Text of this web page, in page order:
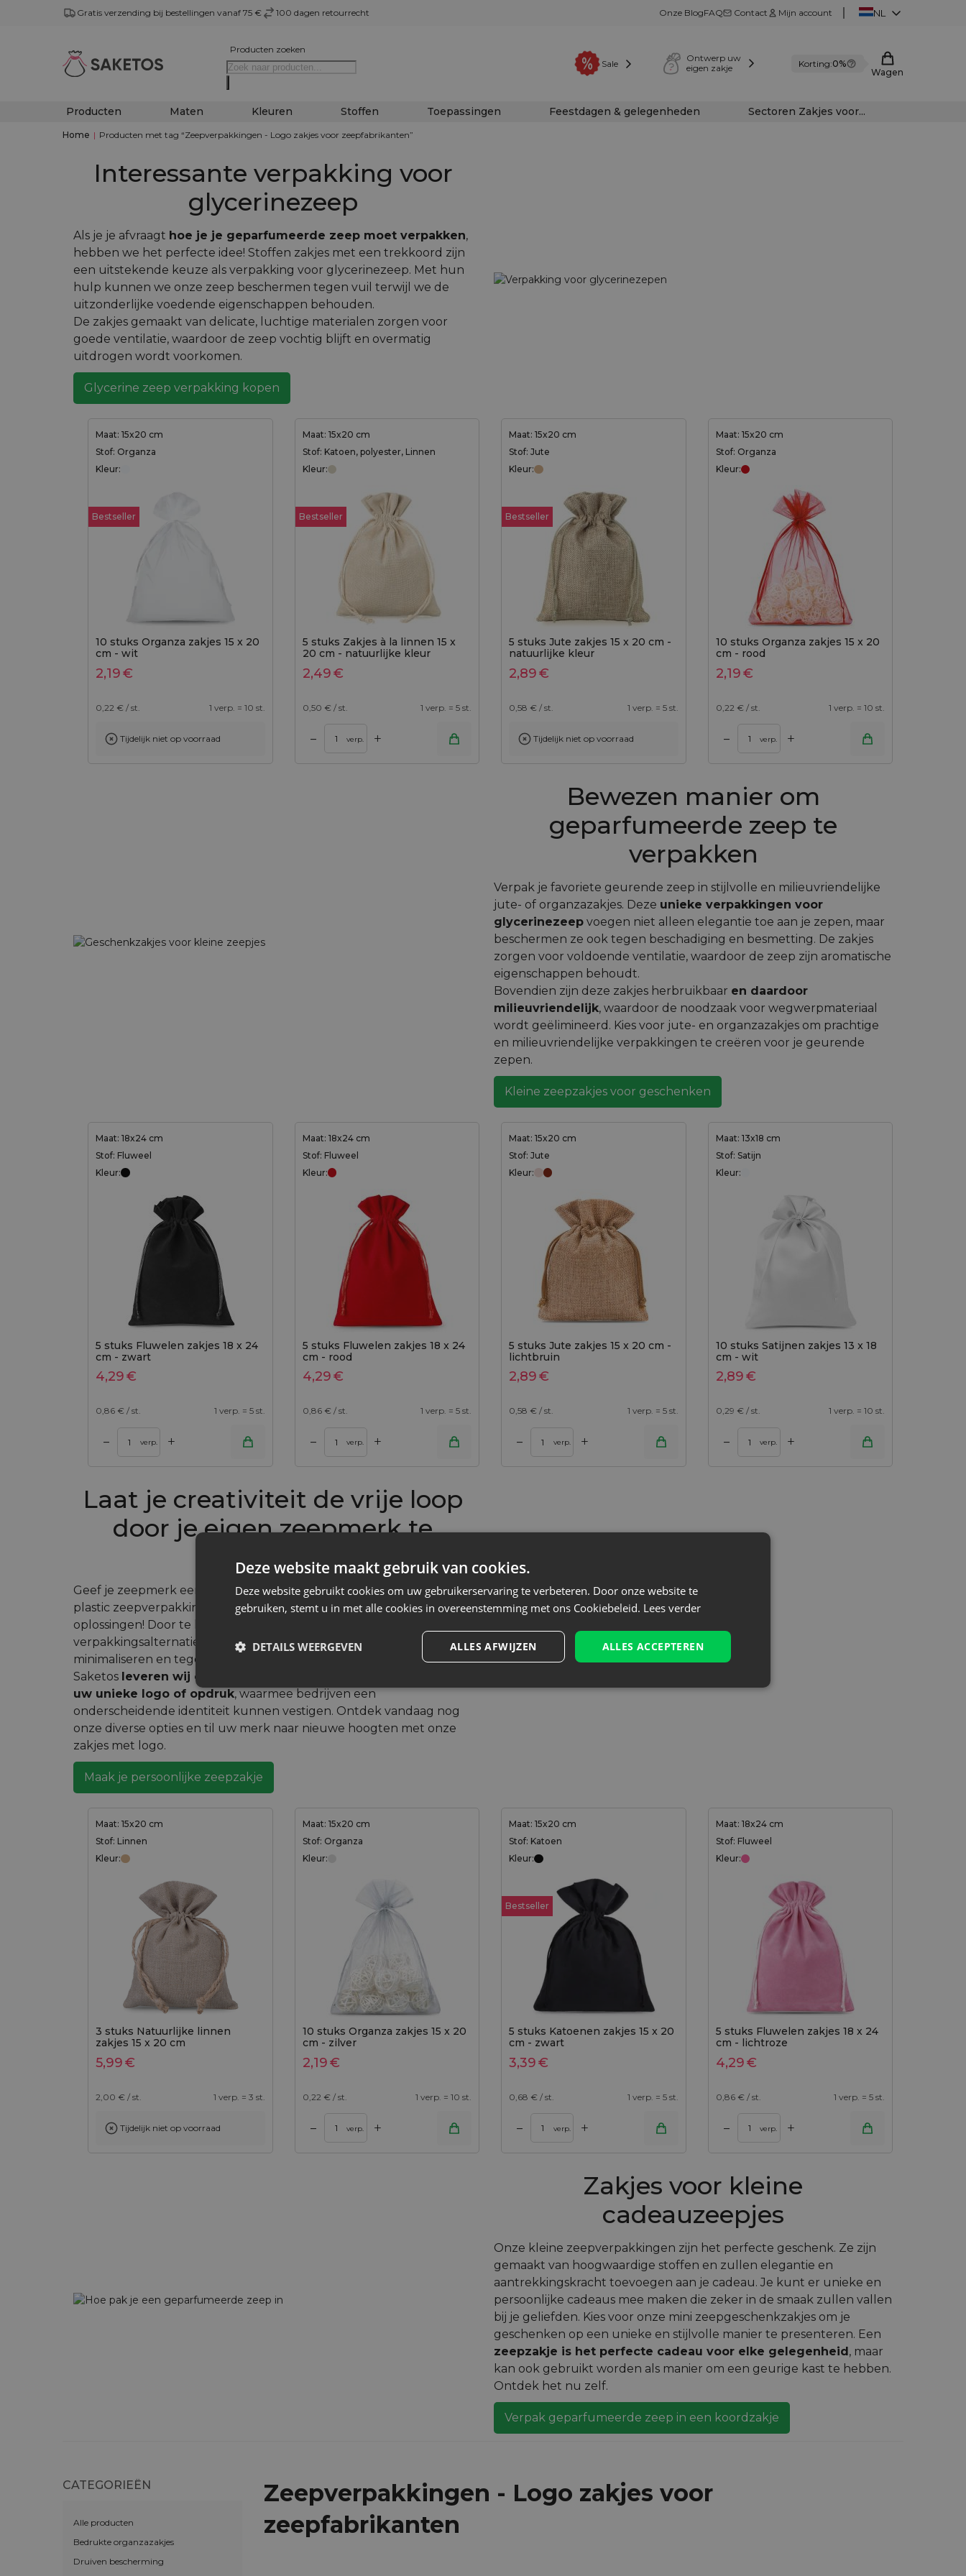
Gratis verzending bij bestellingen vanaf 75 € 100 dagen retourrecht Onze BlogFAQ Contact Mijn account NL
Producten zoeken
Sale
Ontwerp uw
eigen zakje
Korting:0%
Wagen
Producten Maten Kleuren Stoffen Toepassingen Feestdagen & gelegenheden Sectoren Zakjes voor...
Home | Producten met tag “Zeepverpakkingen - Logo zakjes voor zeepfabrikanten”
Interessante verpakking voor
glycerinezeep
Als je je afvraagt hoe je je geparfumeerde zeep moet verpakken,
hebben we het perfecte idee! Stoffen zakjes met een trekkoord zijn
een uitstekende keuze als verpakking voor glycerinezeep. Met hun
hulp kunnen we onze zeep beschermen tegen vuil terwijl we de
uitzonderlijke voedende eigenschappen behouden.
De zakjes gemaakt van delicate, luchtige materialen zorgen voor
goede ventilatie, waardoor de zeep vochtig blijft en overmatig
uitdrogen wordt voorkomen.
Glycerine zeep verpakking kopen
Maat: 15x20 cm
Stof: Organza
Kleur:
Bestseller
10 stuks Organza zakjes 15 x 20
cm - wit
2,19€
0,22 € / st. 1 verp. = 10 st.
Tijdelijk niet op voorraad
Maat: 15x20 cm
Stof: Katoen, polyester, Linnen
Kleur:
Bestseller
5 stuks Zakjes à la linnen 15 x
20 cm - natuurlijke kleur
2,49€
0,50 € / st. 1 verp. = 5 st.
– verp. +
Toevoegen aan winkelwagen
Maat: 15x20 cm
Stof: Jute
Kleur:
Bestseller
5 stuks Jute zakjes 15 x 20 cm -
natuurlijke kleur
2,89€
0,58 € / st. 1 verp. = 5 st.
Tijdelijk niet op voorraad
Maat: 15x20 cm
Stof: Organza
Kleur:
10 stuks Organza zakjes 15 x 20
cm - rood
2,19€
0,22 € / st. 1 verp. = 10 st.
– verp. +
Toevoegen aan winkelwagen
Bewezen manier om
geparfumeerde zeep te
verpakken
Verpak je favoriete geurende zeep in stijlvolle en milieuvriendelijke
jute- of organzazakjes. Deze unieke verpakkingen voor
glycerinezeep voegen niet alleen elegantie toe aan je zepen, maar
beschermen ze ook tegen beschadiging en besmetting. De zakjes
zorgen voor voldoende ventilatie, waardoor de zeep zijn aromatische
eigenschappen behoudt.
Bovendien zijn deze zakjes herbruikbaar en daardoor
milieuvriendelijk, waardoor de noodzaak voor wegwerpmateriaal
wordt geëlimineerd. Kies voor jute- en organzazakjes om prachtige
en milieuvriendelijke verpakkingen te creëren voor je geurende
zepen.
Kleine zeepzakjes voor geschenken
Maat: 18x24 cm
Stof: Fluweel
Kleur:
5 stuks Fluwelen zakjes 18 x 24
cm - zwart
4,29€
0,86 € / st. 1 verp. = 5 st.
– verp. +
Maat: 18x24 cm
Stof: Fluweel
Kleur:
5 stuks Fluwelen zakjes 18 x 24
cm - rood
4,29€
0,86 € / st. 1 verp. = 5 st.
– verp. +
Toevoegen aan winkelwagen
Maat: 15x20 cm
Stof: Jute
Kleur:
5 stuks Jute zakjes 15 x 20 cm -
lichtbruin
2,89€
0,58 € / st. 1 verp. = 5 st.
– verp. +
Toevoegen aan winkelwagen
Maat: 13x18 cm
Stof: Satijn
Kleur:
10 stuks Satijnen zakjes 13 x 18
cm - wit
2,89€
0,29 € / st. 1 verp. = 10 st.
– verp. +
Toevoegen aan winkelwagen
Laat je creativiteit de vrije loop
door je eigen zeepmerk te
maken
Geef je zeepmerk een nieuw gezicht met een logo op maat! Zeg
plastic zeepverpakkingen vaarwel en kies voor duurzame
oplossingen! Door te kiezen voor stoffen zakjes als
verpakkingsalternatief kunnen we plastic afval effectief
minimaliseren en tegelijkertijd de merkherkenning vergroten. Bij
Saketos leveren wij op maat gemaakte zeepzakjes versierd met
uw unieke logo of opdruk, waarmee bedrijven een
onderscheidende identiteit kunnen vestigen. Ontdek vandaag nog
onze diverse opties en til uw merk naar nieuwe hoogten met onze
zakjes met logo.
Maak je persoonlijke zeepzakje
Maat: 15x20 cm
Stof: Linnen
Kleur:
3 stuks Natuurlijke linnen
zakjes 15 x 20 cm
5,99€
2,00 € / st. 1 verp. = 3 st.
Tijdelijk niet op voorraad
Maat: 15x20 cm
Stof: Organza
Kleur:
10 stuks Organza zakjes 15 x 20
cm - zilver
2,19€
0,22 € / st. 1 verp. = 10 st.
– verp. +
Toevoegen aan winkelwagen
Maat: 15x20 cm
Stof: Katoen
Kleur:
Bestseller
5 stuks Katoenen zakjes 15 x 20
cm - zwart
3,39€
0,68 € / st. 1 verp. = 5 st.
– verp. +
Toevoegen aan winkelwagen
Maat: 18x24 cm
Stof: Fluweel
Kleur:
5 stuks Fluwelen zakjes 18 x 24
cm - lichtroze
4,29€
0,86 € / st. 1 verp. = 5 st.
– verp. +
Toevoegen aan winkelwagen
Zakjes voor kleine
cadeauzeepjes
Onze kleine zeepverpakkingen zijn het perfecte geschenk. Ze zijn
gemaakt van hoogwaardige stoffen en zullen elegantie en
aantrekkingskracht toevoegen aan je cadeau. Je kunt er unieke en
persoonlijke cadeaus mee maken die zeker in de smaak zullen vallen
bij je geliefden. Kies voor onze mini zeepgeschenkzakjes om je
geschenken op een unieke en stijlvolle manier te presenteren. Een
zeepzakje is het perfecte cadeau voor elke gelegenheid, maar
kan ook gebruikt worden als manier om een geurige kast te hebben.
Ontdek het nu zelf.
Verpak geparfumeerde zeep in een koordzakje
Zeepverpakkingen - Logo zakjes voor
zeepfabrikanten
CATEGORIEËN
Alle producten
Bedrukte organzazakjes
Druiven bescherming
Deze website maakt gebruik van cookies.
Deze website gebruikt cookies om uw gebruikerservaring te verbeteren. Door onze website te
gebruiken, stemt u in met alle cookies in overeenstemming met ons Cookiebeleid. Lees verder
ALLES ACCEPTEREN
ALLES AFWIJZEN
DETAILS WEERGEVEN